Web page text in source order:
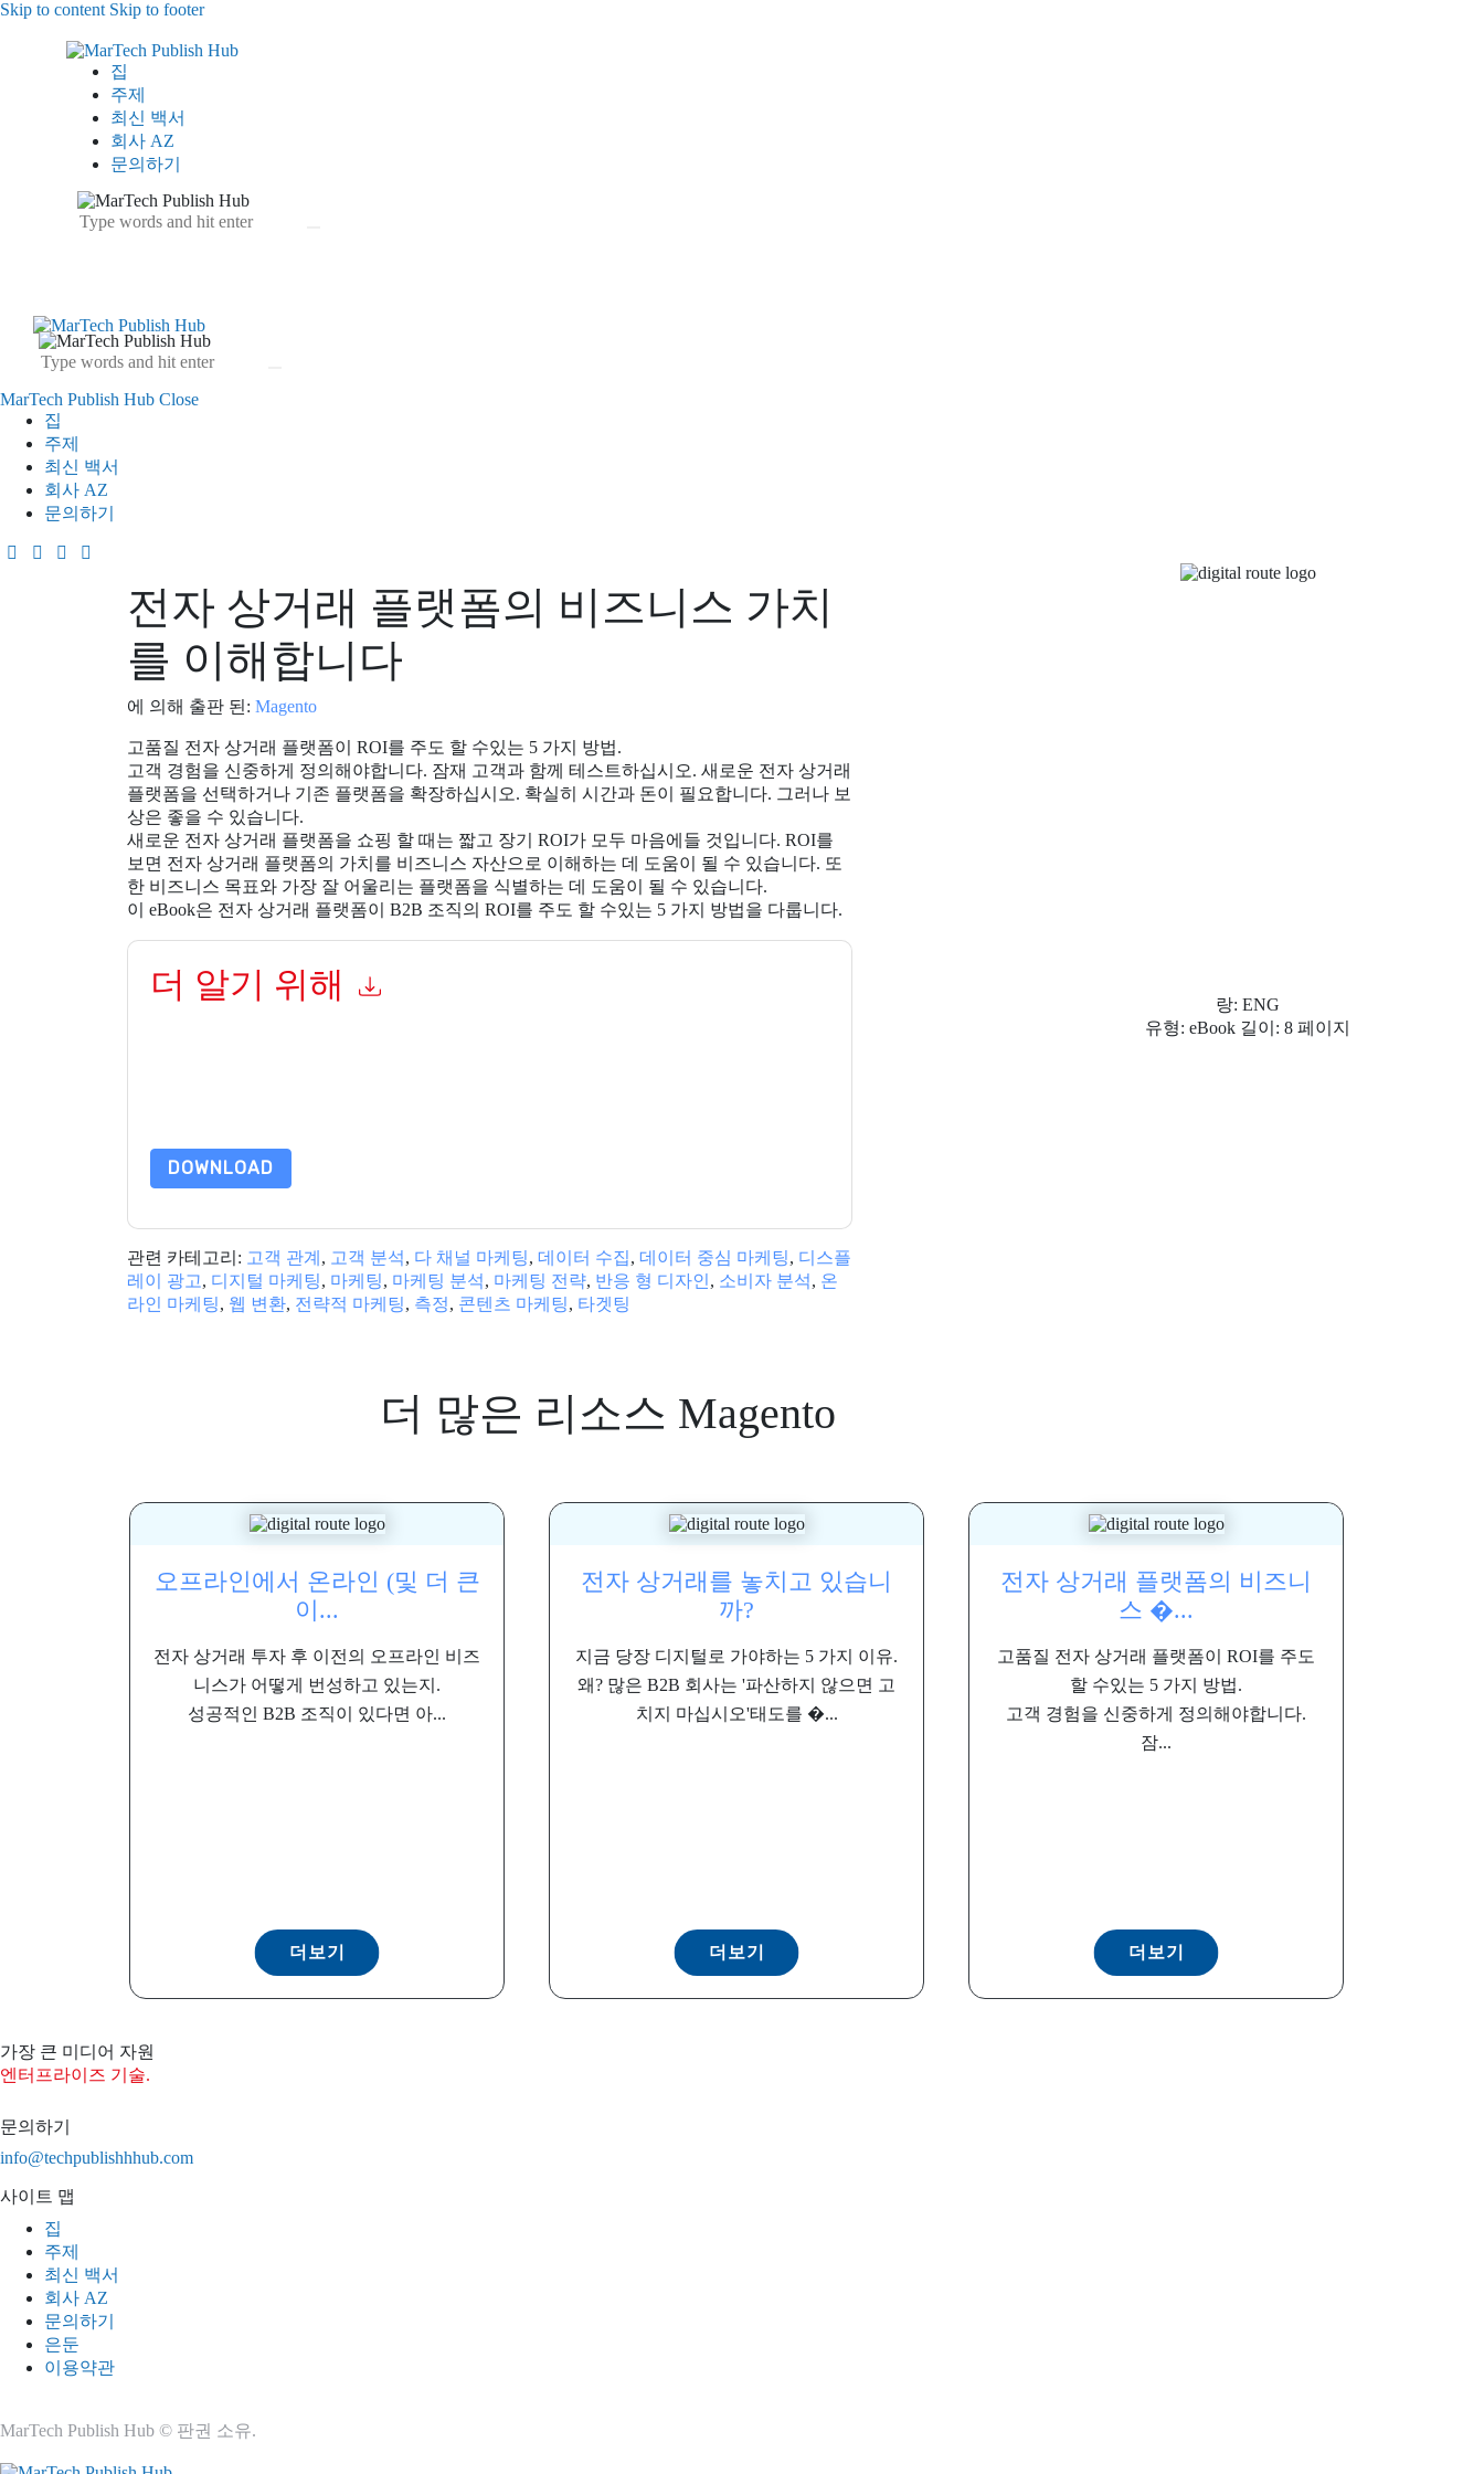
Skip to content Skip to footer
집
주제
최신 백서
회사 AZ
문의하기
MarTech Publish Hub Close
집
주제
최신 백서
회사 AZ
문의하기
전자 상거래 플랫폼의 비즈니스 가치
를 이해합니다
에 의해 출판 된: Magento
고품질 전자 상거래 플랫폼이 ROI를 주도 할 수있는 5 가지 방법.
고객 경험을 신중하게 정의해야합니다. 잠재 고객과 함께 테스트하십시오. 새로운 전자 상거래
플랫폼을 선택하거나 기존 플랫폼을 확장하십시오. 확실히 시간과 돈이 필요합니다. 그러나 보
상은 좋을 수 있습니다.
새로운 전자 상거래 플랫폼을 쇼핑 할 때는 짧고 장기 ROI가 모두 마음에들 것입니다. ROI를
보면 전자 상거래 플랫폼의 가치를 비즈니스 자산으로 이해하는 데 도움이 될 수 있습니다. 또
한 비즈니스 목표와 가장 잘 어울리는 플랫폼을 식별하는 데 도움이 될 수 있습니다.
이 eBook은 전자 상거래 플랫폼이 B2B 조직의 ROI를 주도 할 수있는 5 가지 방법을 다룹니다.
더 알기 위해
DOWNLOAD
관련 카테고리: 고객 관계 , 고객 분석, 다 채널 마케팅, 데이터 수집, 데이터 중심 마케팅, 디스플
레이 광고, 디지털 마케팅, 마케팅, 마케팅 분석, 마케팅 전략, 반응 형 디자인 , 소비자 분석, 온
라인 마케팅, 웹 변환, 전략적 마케팅, 측정, 콘텐츠 마케팅, 타겟팅
랑: ENG
유형: eBook 길이: 8 페이지
더 많은 리소스 Magento
오프라인에서 온라인 (및 더 큰
이...
전자 상거래 투자 후 이전의 오프라인 비즈
니스가 어떻게 번성하고 있는지.
성공적인 B2B 조직이 있다면 아...
더보기
전자 상거래를 놓치고 있습니
까?
지금 당장 디지털로 가야하는 5 가지 이유.
왜? 많은 B2B 회사는 '파산하지 않으면 고
치지 마십시오'태도를 �...
더보기
전자 상거래 플랫폼의 비즈니
스 �...
고품질 전자 상거래 플랫폼이 ROI를 주도
할 수있는 5 가지 방법.
고객 경험을 신중하게 정의해야합니다.
잠...
더보기
가장 큰 미디어 자원
엔터프라이즈 기술.
문의하기
info@techpublishhhub.com
사이트 맵
집
주제
최신 백서
회사 AZ
문의하기
은둔
이용약관
MarTech Publish Hub © 판권 소유.